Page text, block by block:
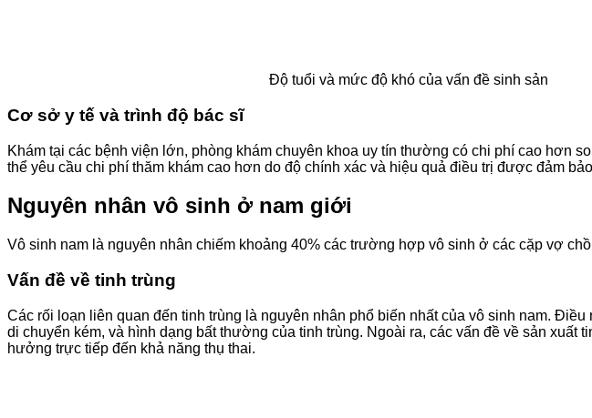
Độ tuổi và mức độ khó của vấn đề sinh sản
Cơ sở y tế và trình độ bác sĩ
Khám tại các bệnh viện lớn, phòng khám chuyên khoa uy tín thường có chi phí cao hơn
thể yêu cầu chi phí thăm khám cao hơn do độ chính xác và hiệu quả điều trị được đảm
Nguyên nhân vô sinh ở nam giới
Vô sinh nam là nguyên nhân chiếm khoảng 40% các trường hợp vô sinh ở các cặp vợ
Vấn đề về tinh trùng
Các rối loạn liên quan đến tinh trùng là nguyên nhân phổ biến nhất của vô sinh nam.
di chuyển kém, và hình dạng bất thường của tinh trùng. Ngoài ra, các vấn đề về sản
hưởng trực tiếp đến khả năng thụ thai.